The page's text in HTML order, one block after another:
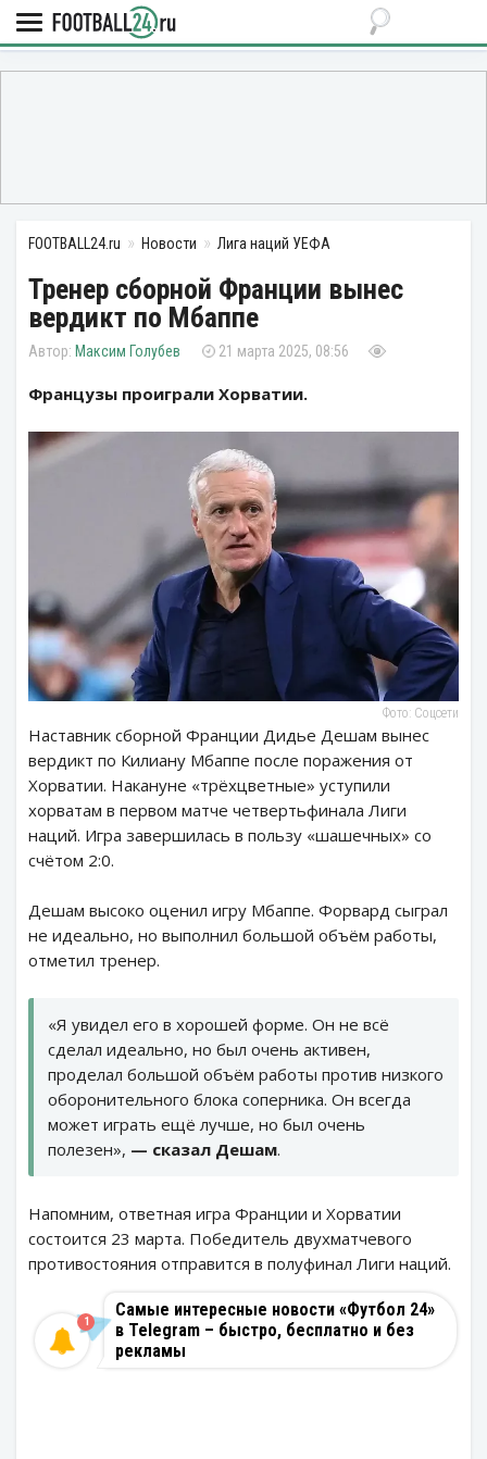
FOOTBALL24.ru Новости Лига наций УЕФА
Тренер сборной Франции вынес
вердикт по Мбаппе
Максим Голубев 21 марта 2025, 08:56
Французы проиграли Хорватии.
Фото: Соцсети
Наставник сборной Франции Дидье Дешам вынес
вердикт по Килиану Мбаппе после поражения от
Хорватии. Накануне «трёхцветные» уступили
хорватам в первом матче четвертьфинала Лиги
наций. Игра завершилась в пользу «шашечных» со
счётом 2:0.
Дешам высоко оценил игру Мбаппе. Форвард сыграл
не идеально, но выполнил большой объём работы,
отметил тренер.
«Я увидел его в хорошей форме. Он не всё
сделал идеально, но был очень активен,
проделал большой объём работы против низкого
оборонительного блока соперника. Он всегда
может играть ещё лучше, но был очень
полезен», — сказал Дешам.
Напомним, ответная игра Франции и Хорватии
состоится 23 марта. Победитель двухматчевого
противостояния отправится в полуфинал Лиги наций.
Самые интересные новости «Футбол 24»
в Telegram – быстро, бесплатно и без
рекламы
1